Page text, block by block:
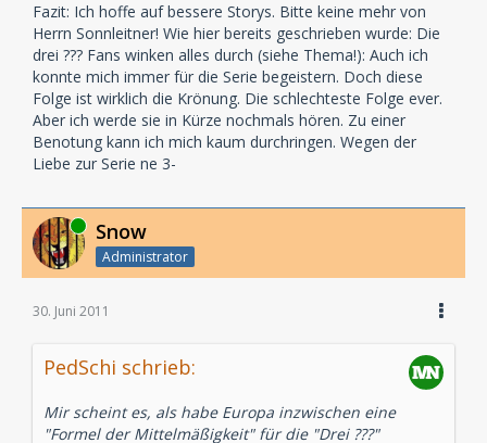
Fazit: Ich hoffe auf bessere Storys. Bitte keine mehr von
Herrn Sonnleitner! Wie hier bereits geschrieben wurde: Die
drei ??? Fans winken alles durch (siehe Thema!): Auch ich
konnte mich immer für die Serie begeistern. Doch diese
Folge ist wirklich die Krönung. Die schlechteste Folge ever.
Aber ich werde sie in Kürze nochmals hören. Zu einer
Benotung kann ich mich kaum durchringen. Wegen der
Liebe zur Serie ne 3-
Online Snow
Administrator
30. Juni 2011
PedSchi schrieb:
Mir scheint es, als habe Europa inzwischen eine
"Formel der Mittelmäßigkeit" für die "Drei ???"